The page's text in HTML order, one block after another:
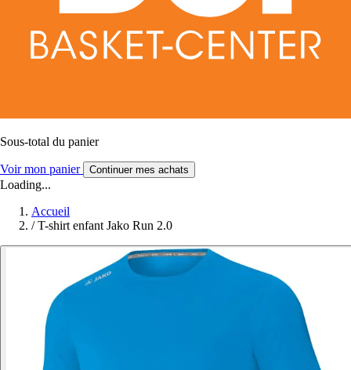
Sous-total du panier
Voir mon panier Continuer mes achats
Loading...
Accueil
/ T-shirt enfant Jako Run 2.0